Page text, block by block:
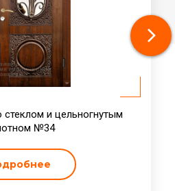
и цельногнутым
№34